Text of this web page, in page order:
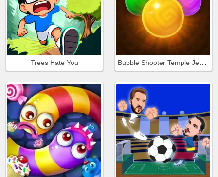
Trees Hate You Bubble Shooter Temple Jewels